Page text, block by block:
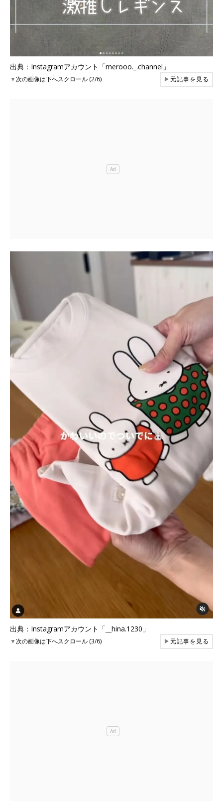
出典：Instagramアカウント「merooo._.channel」
▼次の画像は下へスクロール (2/6) ▶元記事を見る
出典：Instagramアカウント「__hina.1230」
▼次の画像は下へスクロール (3/6) ▶元記事を見る